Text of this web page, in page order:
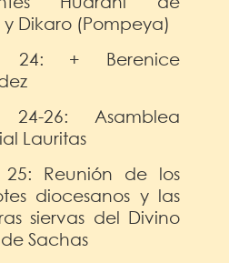
y Dikaro (Pompeya)
24: + Berenice
24-26: Asamblea
Lauritas
25: Reunión de los
diocesanos y las
siervas del Divino
Sachas